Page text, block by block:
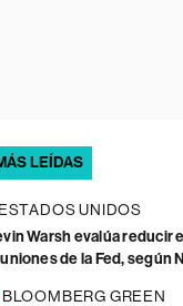
LEÍDAS
ESTADOS UNIDOS
Warsh evalúa reducir
de la Fed, según
BLOOMBERG GREEN